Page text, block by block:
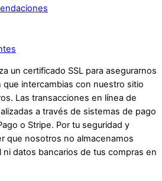
un certificado SSL para asegurarnos
intercambias con nuestro sitio
Las transacciones en línea de
a través de sistemas de pago
o Stripe. Por tu seguridad y
que nosotros no almacenamos
datos bancarios de tus compras en